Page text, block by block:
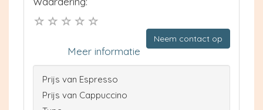
Neem contact op
Meer informatie
Prijs van Espresso
Prijs van Cappuccino